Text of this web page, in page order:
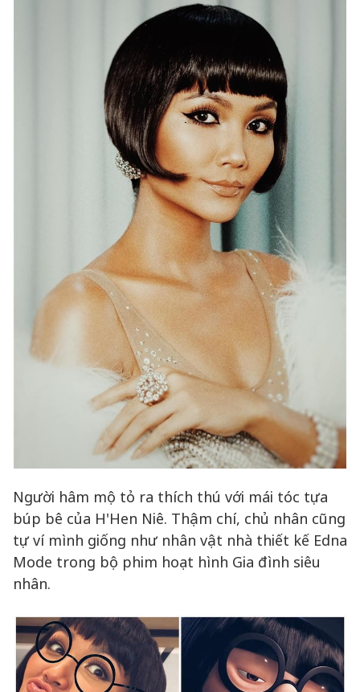
Người hâm mộ tỏ ra thích thú với mái tóc tựa
búp bê của H'Hen Niê. Thậm chí, chủ nhân cũng
tự ví mình giống như nhân vật nhà thiết kế Edna
Mode trong bộ phim hoạt hình Gia đình siêu
nhân.